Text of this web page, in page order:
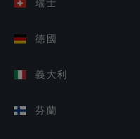
瑞士
德國
義大利
芬蘭